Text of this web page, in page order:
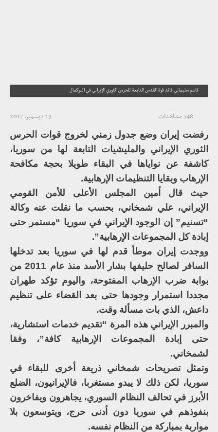
قاسم سليماني قائد قوة القدس التابعة للحرس الثوري الإيراني في البوكمال
19 ديسمبر، 2017 548 مشاهدات
رفضت إيران وضع جدول زمني لخروج قوات الحرس
الثوري الإيراني والمليشيات التابعة لها من سوريا،
كاشفة عن نواياها في البقاء طويلا بحجة مكافحة
الإرهاب وبقايا التنظيمات الإرهابية.
حيث قال أمين المجلس الأعلى للأمن القومي
الإيراني، علي شمخاني، بحسب ما نقلت عنه وكالة
“تسنيم” إن الوجود الإيراني في سوريا “مستمر حتى
إبادة كل المجموعات الإرهابية”.
ووجدت إيران موطأ قدم لها في سوريا بعد تدخلها
السافر لصالح حليفها بشار الأسد منذ عام 2011 من
بوابة ضرب الإرهاب المفتوحة، واليوم تؤكد طهران
مجددا استمرار وجودها حتى بعد القضاء على تنظيم
داعش، الذي بات مسألة وقت.
والمبرر الإيراني هذه المرة “تقديم خدمات استشارية،
حتى إبادة المجموعات الإرهابية كافة”، وفقا
لشمخاني.
وتمثل تصريحات شمخاني ذريعة أخرى للبقاء في
سوريا، لكن ذلك لا يبدو مستغربا، فالإيرانيون، الضلع
الأبرز في تحالف النظام السوري، يجاهرون ويفاخرون
بنفوذهم في سوريا دون أدنى حرج، ويتوسعون بلا
مواربة بمباركة من النظام نفسه.